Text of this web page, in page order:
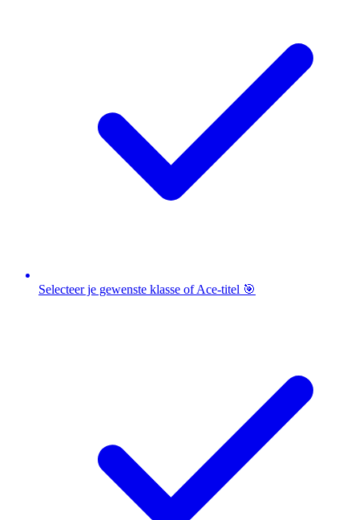
Selecteer je gewenste klasse of Ace-titel 🎯